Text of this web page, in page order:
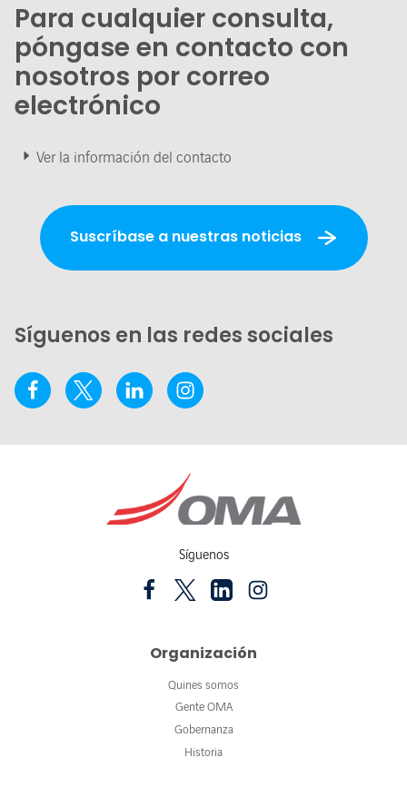
Para cualquier consulta,
póngase en contacto con
nosotros por correo
electrónico
Ver la información del contacto
Suscríbase a nuestras noticias
Síguenos en las redes sociales
Síguenos
Organización
Quines somos
Gente OMA
Gobernanza
Historia